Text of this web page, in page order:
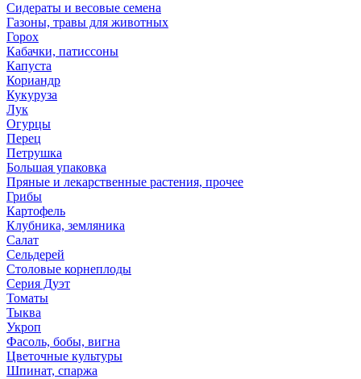
Сидераты и весовые семена
Газоны, травы для животных
Горох
Кабачки, патиссоны
Капуста
Кориандр
Кукуруза
Лук
Огурцы
Перец
Петрушка
Большая упаковка
Пряные и лекарственные растения, прочее
Грибы
Картофель
Клубника, земляника
Салат
Сельдерей
Столовые корнеплоды
Серия Дуэт
Томаты
Тыква
Укроп
Фасоль, бобы, вигна
Цветочные культуры
Шпинат, спаржа